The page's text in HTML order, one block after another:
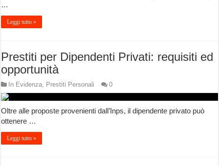
…
Leggi tutto »
Prestiti per Dipendenti Privati: requisiti ed
opportunità
In Evidenza, Prestiti Personali 0
Oltre alle proposte provenienti dall’Inps, il dipendente privato può
ottenere …
Leggi tutto »